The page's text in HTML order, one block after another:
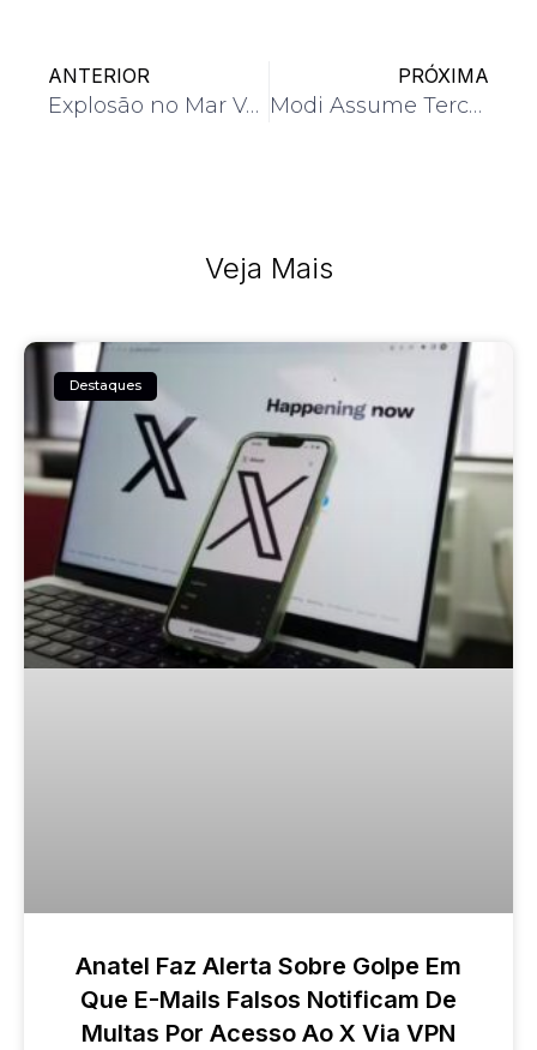
ANTERIOR
Explosão no Mar Vermelho
PRÓXIMA
Modi Assume Terceiro Mandato
Veja Mais
Destaques
Anatel Faz Alerta Sobre Golpe Em
Que E-Mails Falsos Notificam De
Multas Por Acesso Ao X Via VPN